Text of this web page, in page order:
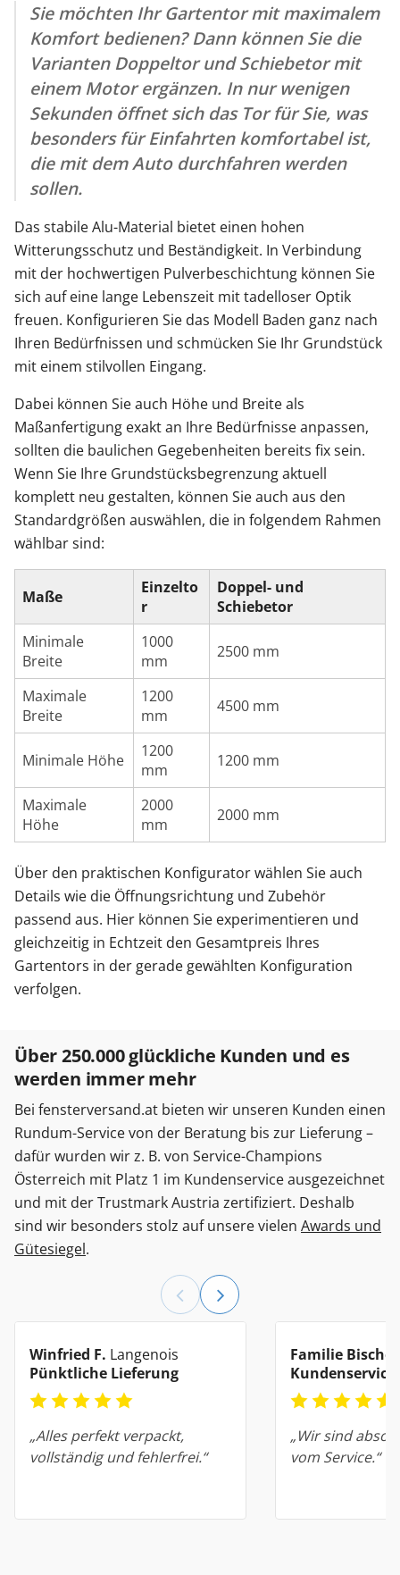
Sie möchten Ihr Gartentor mit maximalem
Komfort bedienen? Dann können Sie die
Varianten Doppeltor und Schiebetor mit
einem Motor ergänzen. In nur wenigen
Sekunden öffnet sich das Tor für Sie, was
besonders für Einfahrten komfortabel ist,
die mit dem Auto durchfahren werden
sollen.
Das stabile Alu-Material bietet einen hohen
Witterungsschutz und Beständigkeit. In Verbindung
mit der hochwertigen Pulverbeschichtung können Sie
sich auf eine lange Lebenszeit mit tadelloser Optik
freuen. Konfigurieren Sie das Modell Baden ganz nach
Ihren Bedürfnissen und schmücken Sie Ihr Grundstück
mit einem stilvollen Eingang.
Dabei können Sie auch Höhe und Breite als
Maßanfertigung exakt an Ihre Bedürfnisse anpassen,
sollten die baulichen Gegebenheiten bereits fix sein.
Wenn Sie Ihre Grundstücksbegrenzung aktuell
komplett neu gestalten, können Sie auch aus den
Standardgrößen auswählen, die in folgendem Rahmen
wählbar sind:
Maße
Einzelto
r
Doppel- und
Schiebetor
Minimale
Breite
1000
mm
2500 mm
Maximale
Breite
1200
mm
4500 mm
Minimale Höhe
1200
mm
1200 mm
Maximale
Höhe
2000
mm
2000 mm
Über den praktischen Konfigurator wählen Sie auch
Details wie die Öffnungsrichtung und Zubehör
passend aus. Hier können Sie experimentieren und
gleichzeitig in Echtzeit den Gesamtpreis Ihres
Gartentors in der gerade gewählten Konfiguration
verfolgen.
Über 250.000 glückliche Kunden und es
werden immer mehr
Bei fensterversand.at bieten wir unseren Kunden einen
Rundum-Service von der Beratung bis zur Lieferung –
dafür wurden wir z. B. von Service-Champions
Österreich mit Platz 1 im Kundenservice ausgezeichnet
und mit der Trustmark Austria zertifiziert. Deshalb
sind wir besonders stolz auf unsere vielen Awards und
Gütesiegel.
Winfried F. Langenois
Pünktliche Lieferung
„Alles perfekt verpackt,
vollständig und fehlerfrei.“
Familie Bischof
Kundenservice
„Wir sind
vom Service.“